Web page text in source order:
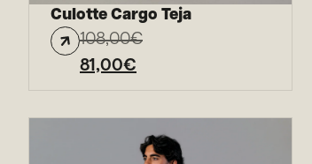
Culotte Cargo Teja
108,00€
81,00€